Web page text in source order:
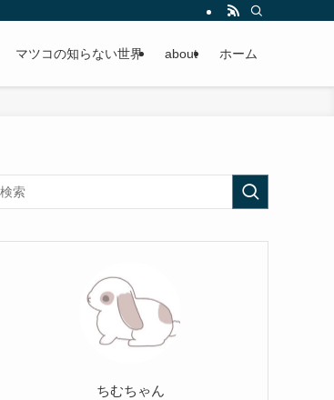
マツコの知らない世界 about ホーム
ちむちゃん